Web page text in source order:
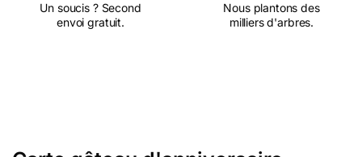
Un soucis ? Second
envoi gratuit.
Nous plantons des
milliers d'arbres.